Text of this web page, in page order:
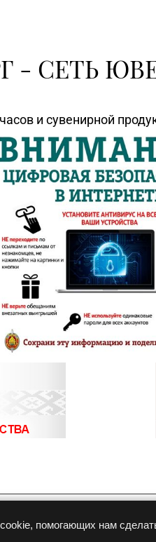
- СЕТЬ
и сувенирной
Разработка и продвижение
помогающих нам